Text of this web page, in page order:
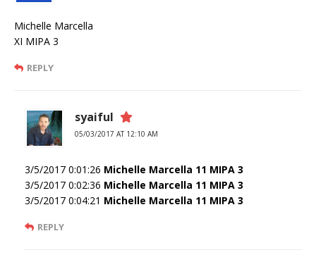
Michelle Marcella
XI MIPA 3
REPLY
syaiful
05/03/2017 AT 12:10 AM
3/5/2017 0:01:26 Michelle Marcella 11 MIPA 3
3/5/2017 0:02:36 Michelle Marcella 11 MIPA 3
3/5/2017 0:04:21 Michelle Marcella 11 MIPA 3
REPLY